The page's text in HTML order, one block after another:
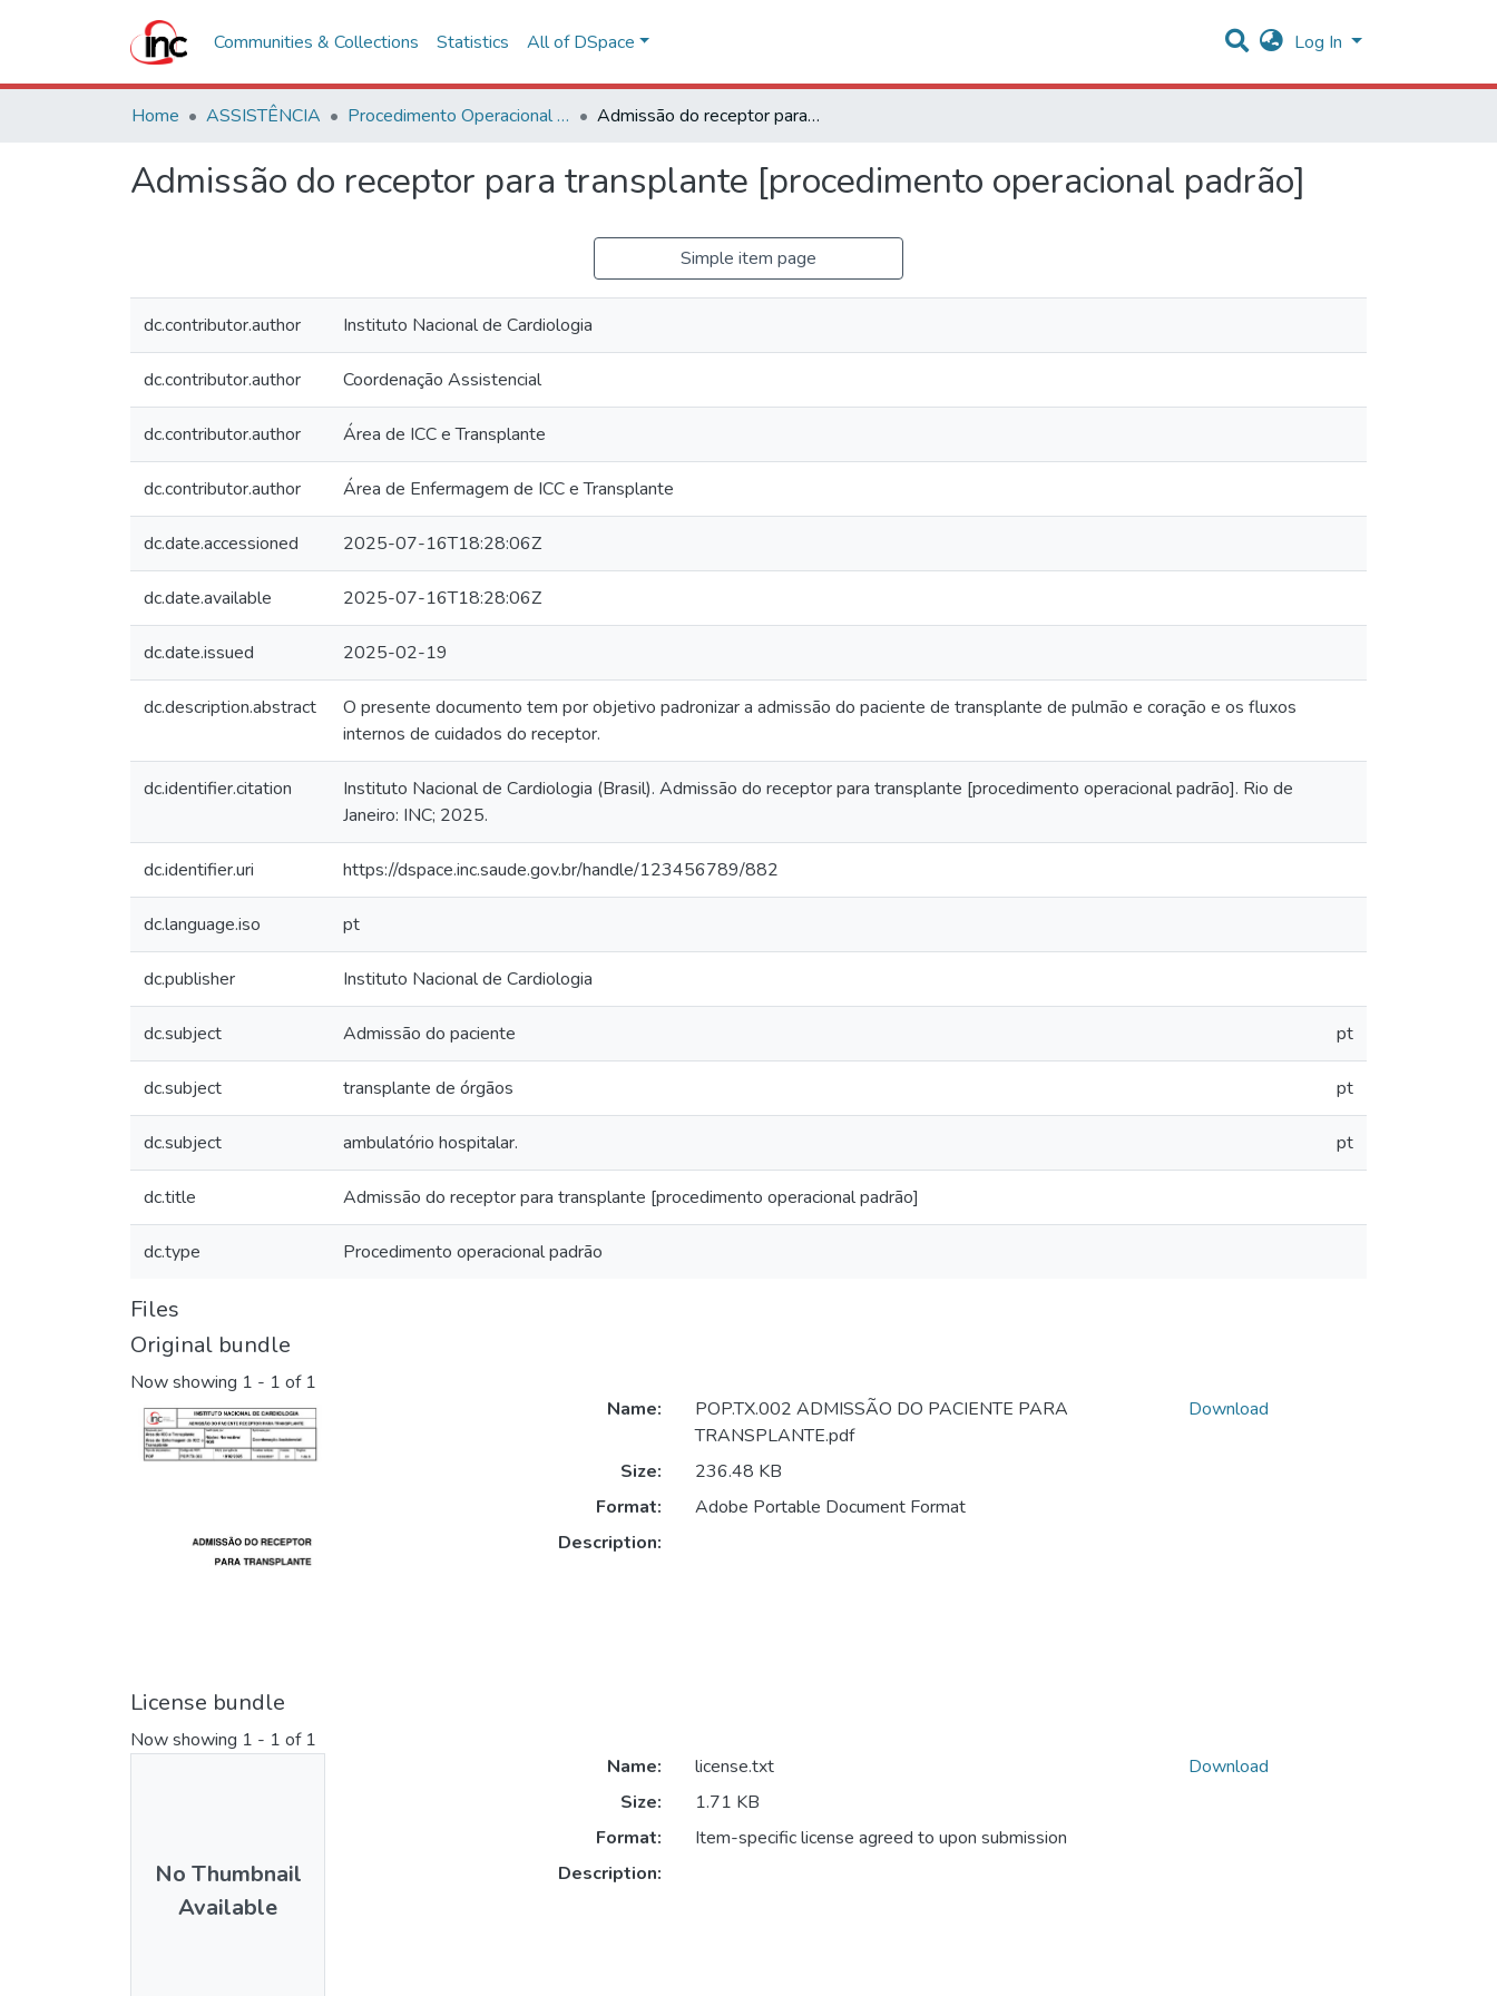
Communities & Collections Statistics All of DSpace Log In
Home ASSISTÊNCIA Procedimento Operacional Padrão (POP) Admissão do receptor para transplante [procedimento operacional padrão]
Admissão do receptor para transplante [procedimento operacional padrão]
Simple item page
dc.contributor.author Instituto Nacional de Cardiologia
dc.contributor.author Coordenação Assistencial
dc.contributor.author Área de ICC e Transplante
dc.contributor.author Área de Enfermagem de ICC e Transplante
dc.date.accessioned 2025-07-16T18:28:06Z
dc.date.available 2025-07-16T18:28:06Z
dc.date.issued 2025-02-19
dc.description.abstract
O presente documento tem por objetivo padronizar a admissão do paciente de transplante de pulmão e coração e os fluxos
internos de cuidados do receptor.
dc.identifier.citation
Instituto Nacional de Cardiologia (Brasil). Admissão do receptor para transplante [procedimento operacional padrão]. Rio de
Janeiro: INC; 2025.
dc.identifier.uri https://dspace.inc.saude.gov.br/handle/123456789/882
dc.language.iso pt
dc.publisher Instituto Nacional de Cardiologia
dc.subject Admissão do paciente pt
dc.subject transplante de órgãos pt
dc.subject ambulatório hospitalar. pt
dc.title Admissão do receptor para transplante [procedimento operacional padrão]
dc.type Procedimento operacional padrão
Files
Original bundle
Now showing 1 - 1 of 1
Name:
POP.TX.002 ADMISSÃO DO PACIENTE PARA
TRANSPLANTE.pdf
Size:
236.48 KB
Format:
Adobe Portable Document Format
Description:
Download
License bundle
Now showing 1 - 1 of 1
No Thumbnail
Available
Name:
license.txt
Size:
1.71 KB
Format:
Item-specific license agreed to upon submission
Description:
Download